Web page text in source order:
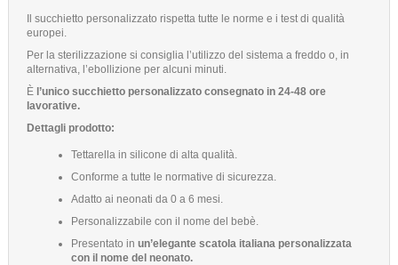
Il succhietto personalizzato rispetta tutte le norme e i test di qualità
europei.
Per la sterilizzazione si consiglia l’utilizzo del sistema a freddo o, in
alternativa, l’ebollizione per alcuni minuti.
È l’unico succhietto personalizzato consegnato in 24-48 ore
lavorative.
Dettagli prodotto:
Tettarella in silicone di alta qualità.
Conforme a tutte le normative di sicurezza.
Adatto ai neonati da 0 a 6 mesi.
Personalizzabile con il nome del bebè.
Presentato in un’elegante scatola italiana personalizzata
con il nome del neonato.